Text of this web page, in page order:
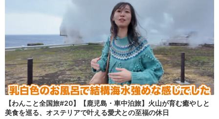
【わんこと全国旅#20】【鹿児島・車中泊旅】火山が育む癒やしと
美食を巡る、オステリアで叶える愛犬との至福の休日